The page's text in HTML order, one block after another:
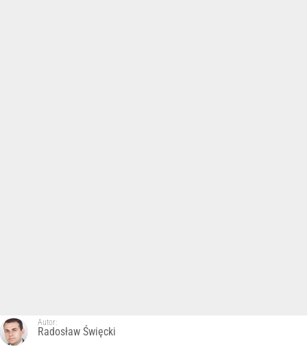
Autor:
Radosław Święcki